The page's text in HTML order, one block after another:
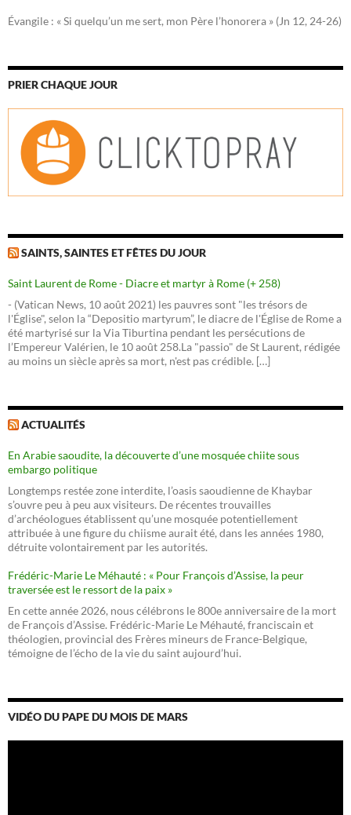
Évangile : « Si quelqu’un me sert, mon Père l’honorera » (Jn 12, 24-26)
PRIER CHAQUE JOUR
SAINTS, SAINTES ET FÊTES DU JOUR
Saint Laurent de Rome - Diacre et martyr à Rome (+ 258)
- (Vatican News, 10 août 2021) les pauvres sont "les trésors de
l'Église", selon la “Depositio martyrum”, le diacre de l'Église de Rome a
été martyrisé sur la Via Tiburtina pendant les persécutions de
l’Empereur Valérien, le 10 août 258.La "passio" de St Laurent, rédigée
au moins un siècle après sa mort, n'est pas crédible. […]
ACTUALITÉS
En Arabie saoudite, la découverte d’une mosquée chiite sous
embargo politique
Longtemps restée zone interdite, l’oasis saoudienne de Khaybar
s’ouvre peu à peu aux visiteurs. De récentes trouvailles
d’archéologues établissent qu’une mosquée potentiellement
attribuée à une figure du chiisme aurait été, dans les années 1980,
détruite volontairement par les autorités.
Frédéric-Marie Le Méhauté : « Pour François d’Assise, la peur
traversée est le ressort de la paix »
En cette année 2026, nous célébrons le 800e anniversaire de la mort
de François d’Assise. Frédéric-Marie Le Méhauté, franciscain et
théologien, provincial des Frères mineurs de France-Belgique,
témoigne de l’écho de la vie du saint aujourd’hui.
VIDÉO DU PAPE DU MOIS DE MARS